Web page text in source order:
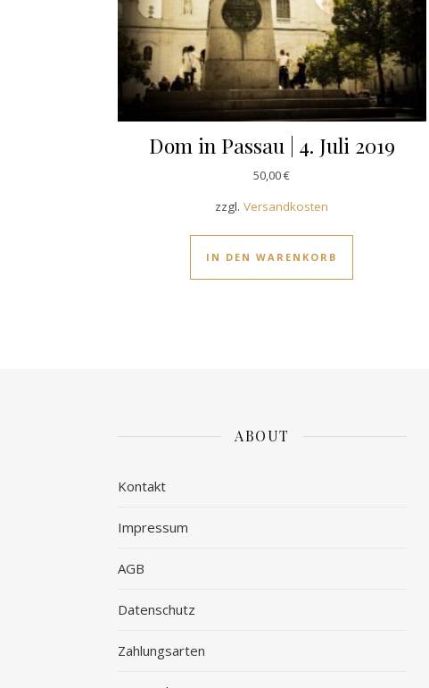
Dom in Passau | 4. Juli 2019
50,00€
zzgl.Versandkosten
IN DEN WARENKORB
ABOUT
Kontakt
Impressum
AGB
Datenschutz
Zahlungsarten